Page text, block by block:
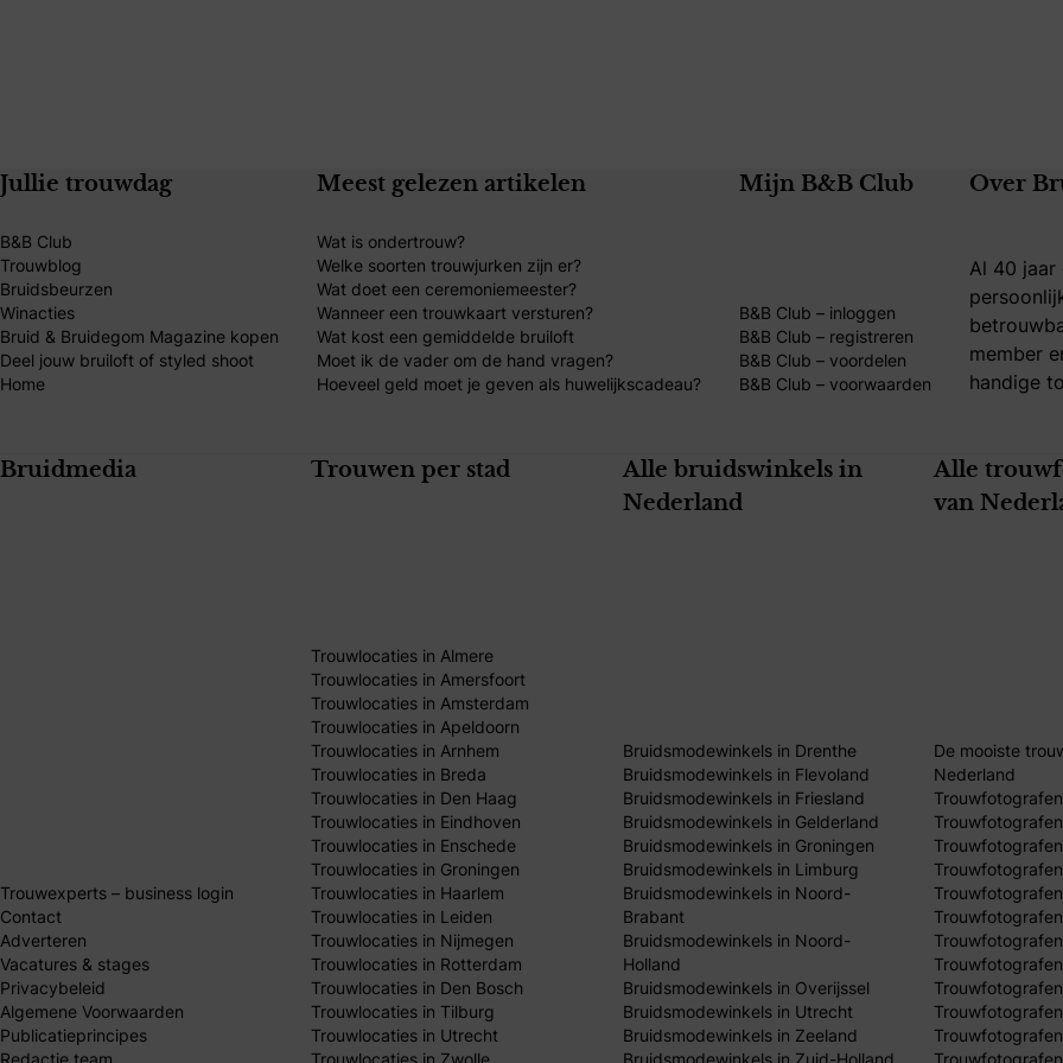
Jullie trouwdag
B&B Club
Trouwblog
Bruidsbeurzen
Winacties
Bruid & Bruidegom Magazine kopen
Deel jouw bruiloft of styled shoot
Home
Meest gelezen artikelen
Wat is ondertrouw?
Welke soorten trouwjurken zijn er?
Wat doet een ceremoniemeester?
Wanneer een trouwkaart versturen?
Wat kost een gemiddelde bruiloft
Moet ik de vader om de hand vragen?
Hoeveel geld moet je geven als huwelijkscadeau?
Mijn B&B Club
B&B Club – inloggen
B&B Club – registreren
B&B Club – voordelen
B&B Club – voorwaarden
Over
Al 40 jaar
member
handige
Bruidmedia
Trouwexperts – business login
Contact
Adverteren
Vacatures & stages
Privacybeleid
Algemene Voorwaarden
Publicatieprincipes
Trouwen per stad
Trouwlocaties in Almere
Trouwlocaties in Amersfoort
Trouwlocaties in Amsterdam
Trouwlocaties in Apeldoorn
Trouwlocaties in Arnhem
Trouwlocaties in Breda
Trouwlocaties in Den Haag
Trouwlocaties in Eindhoven
Trouwlocaties in Enschede
Trouwlocaties in Groningen
Trouwlocaties in Haarlem
Trouwlocaties in Leiden
Trouwlocaties in Nijmegen
Trouwlocaties in Rotterdam
Trouwlocaties in Den Bosch
Trouwlocaties in Tilburg
Trouwlocaties in Utrecht
Alle bruidswinkels in
Nederland
Bruidsmodewinkels in Drenthe
Bruidsmodewinkels in Flevoland
Bruidsmodewinkels in Friesland
Bruidsmodewinkels in Gelderland
Bruidsmodewinkels in Groningen
Bruidsmodewinkels in Limburg
Bruidsmodewinkels in Noord-
Brabant
Bruidsmodewinkels in Noord-
Holland
Bruidsmodewinkels in Overijssel
Bruidsmodewinkels in Utrecht
Bruidsmodewinkels in Zeeland
Alle
van
De mooiste
Nederland